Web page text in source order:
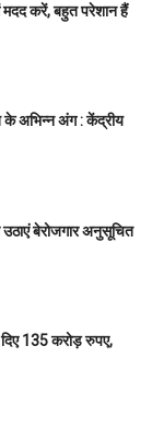
मदद करें, बहुत परेशान हैं
के अभिन्न अंग : केंद्रीय
बेरोजगार अनुसूचित
दिए 135 करोड़ रुपए,